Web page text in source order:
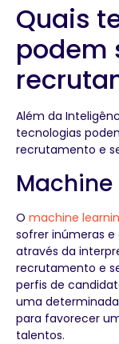
Quais
podem
Além da
tecnologias
recrutamento e
O machine
sofrer inúmeras
através da
recrutamento e
perfis de
uma
para favorecer
talentos.